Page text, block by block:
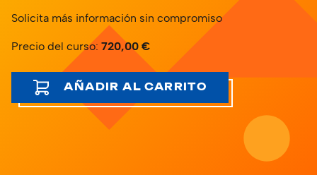
Solicita más información sin compromiso
Precio del curso: 720,00 €
AÑADIR AL CARRITO